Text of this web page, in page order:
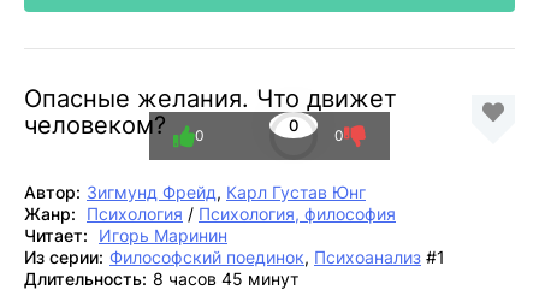
Опасные желания. Что движет
человеком?
0
0 0
Автор: Зигмунд Фрейд, Карл Густав Юнг
Жанр:
Психология / Психология, философия
Читает:
Игорь Маринин
Из серии: Философский поединок, Психоанализ #1
Длительность: 8 часов 45 минут